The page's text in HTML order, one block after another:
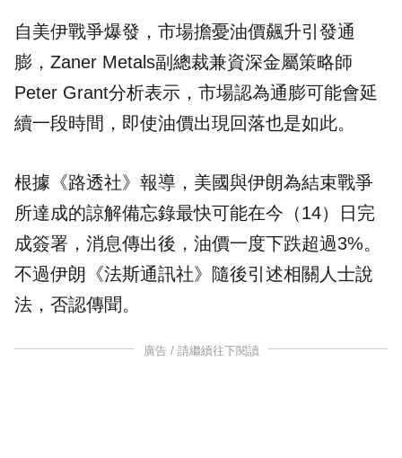
自美伊戰爭爆發，市場擔憂油價飆升引發通
膨，Zaner Metals副總裁兼資深金屬策略師
Peter Grant分析表示，市場認為通膨可能會延
續一段時間，即使油價出現回落也是如此。
根據《路透社》報導，美國與伊朗為結束戰爭
所達成的諒解備忘錄最快可能在今（14）日完
成簽署，消息傳出後，油價一度下跌超過3%。
不過伊朗《法斯通訊社》隨後引述相關人士說
法，否認傳聞。
廣告 / 請繼續往下閱讀